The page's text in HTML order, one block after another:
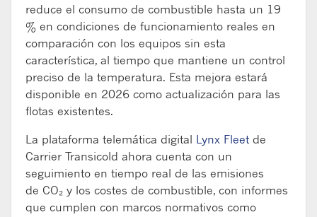
reduce el consumo de combustible hasta un 19
% en condiciones de funcionamiento reales en
comparación con los equipos sin esta
característica, al tiempo que mantiene un control
preciso de la temperatura. Esta mejora estará
disponible en 2026 como actualización para las
flotas existentes.
La plataforma telemática digital Lynx Fleet de
Carrier Transicold ahora cuenta con un
seguimiento en tiempo real de las emisiones
de CO₂ y los costes de combustible, con informes
que cumplen con marcos normativos como